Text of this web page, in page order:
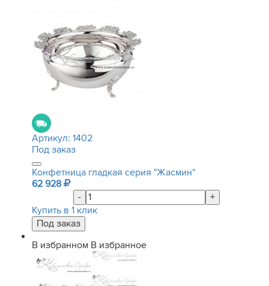
Артикул: 1402
Под заказ
Конфетница гладкая серия "Жасмин"
62 928
-
+
Купить в 1 клик
В избранном В избранное